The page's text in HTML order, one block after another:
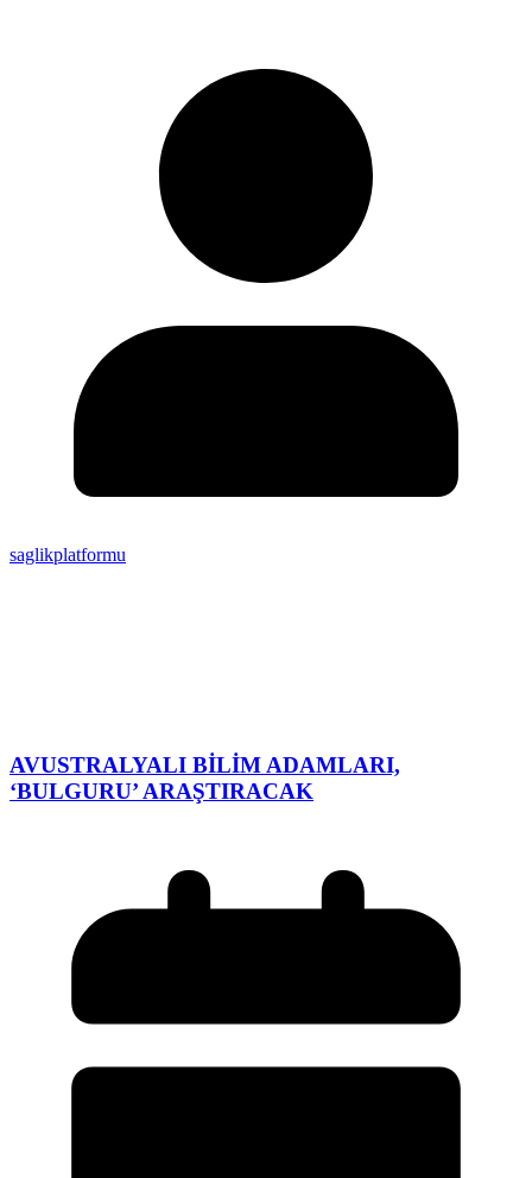
saglikplatformu
AVUSTRALYALI BİLİM ADAMLARI,
‘BULGURU’ ARAŞTIRACAK